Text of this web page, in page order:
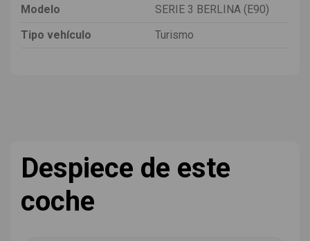
Modelo
SERIE 3 BERLINA (E90)
Tipo vehículo
Turismo
Despiece de este
coche